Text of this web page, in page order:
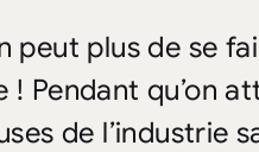
peut plus de se
! Pendant qu’on
de l’industrie